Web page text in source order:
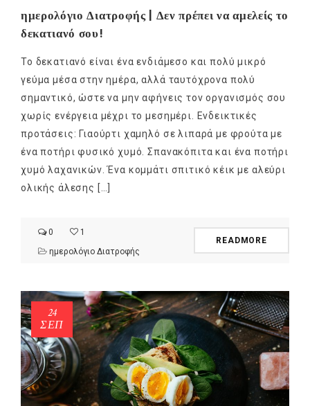
ημερολόγιο Διατροφής | Δεν πρέπει να αμελείς το
δεκατιανό σου!
Το δεκατιανό είναι ένα ενδιάμεσο και πολύ μικρό
γεύμα μέσα στην ημέρα, αλλά ταυτόχρονα πολύ
σημαντικό, ώστε να μην αφήνεις τον οργανισμός σου
χωρίς ενέργεια μέχρι το μεσημέρι. Ενδεικτικές
προτάσεις: Γιαούρτι χαμηλό σε λιπαρά με φρούτα με
ένα ποτήρι φυσικό χυμό. Σπανακόπιτα και ένα ποτήρι
χυμό λαχανικών. Ένα κομμάτι σπιτικό κέικ με αλεύρι
ολικής άλεσης […]
0
1
ημερολόγιο Διατροφής
READMORE
24
ΣΕΠ